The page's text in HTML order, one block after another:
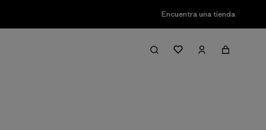
Encuentra una tienda
Filter & Sort